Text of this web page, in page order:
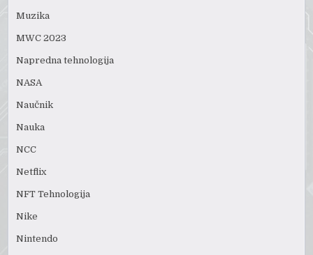
Muzika
MWC 2023
Napredna tehnologija
NASA
Naučnik
Nauka
NCC
Netflix
NFT Tehnologija
Nike
Nintendo